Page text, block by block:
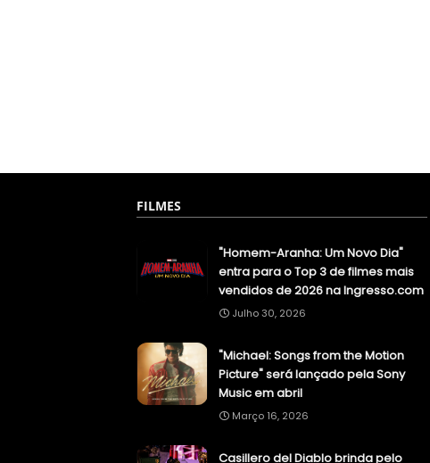
FILMES
"Homem-Aranha: Um Novo Dia"
entra para o Top 3 de filmes mais
vendidos de 2026 na Ingresso.com
Julho 30, 2026
"Michael: Songs from the Motion
Picture" será lançado pela Sony
Music em abril
Março 16, 2026
Casillero del Diablo brinda pelo